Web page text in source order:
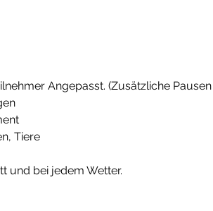
Angepasst. (Zusätzliche
Tiere
und bei jedem Wetter.